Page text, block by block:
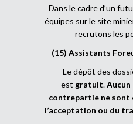
Dans le cadre d’un
équipes sur le site
recrutons les
(15) Assistants
Le dépôt des
est gratuit.Aucun
contrepartie ne sont
l’acceptation ou du